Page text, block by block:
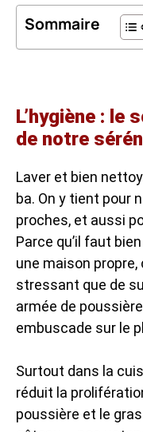
Sommaire
L’hygiène : le
de notre
Laver et bien
ba. On y tient pour
proches, et aussi
Parce qu’il faut
une maison
stressant que de
armée de
embuscade sur le
Surtout dans la
réduit la
poussière et le